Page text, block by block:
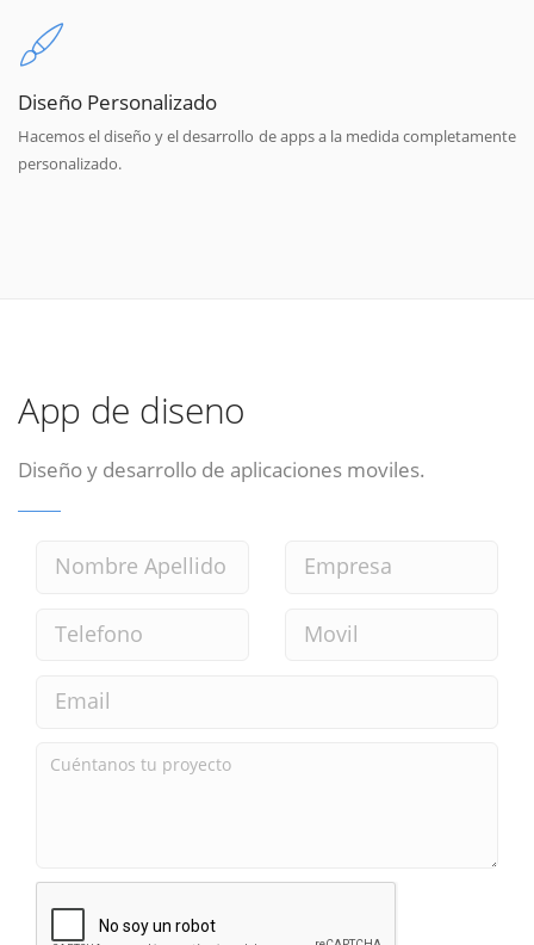
Diseño Personalizado
Hacemos el diseño y el desarrollo de apps a la medida completamente
personalizado.
App de diseno
Diseño y desarrollo de aplicaciones moviles.